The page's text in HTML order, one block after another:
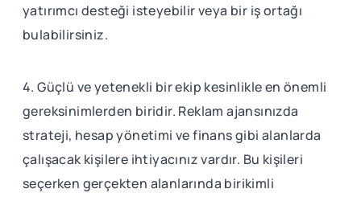
yatırımcı desteği isteyebilir veya bir iş ortağı
bulabilirsiniz.
4. Güçlü ve yetenekli bir ekip kesinlikle en önemli
gereksinimlerden biridir. Reklam ajansınızda
strateji, hesap yönetimi ve finans gibi alanlarda
çalışacak kişilere ihtiyacınız vardır. Bu kişileri
seçerken gerçekten alanlarında birikimli